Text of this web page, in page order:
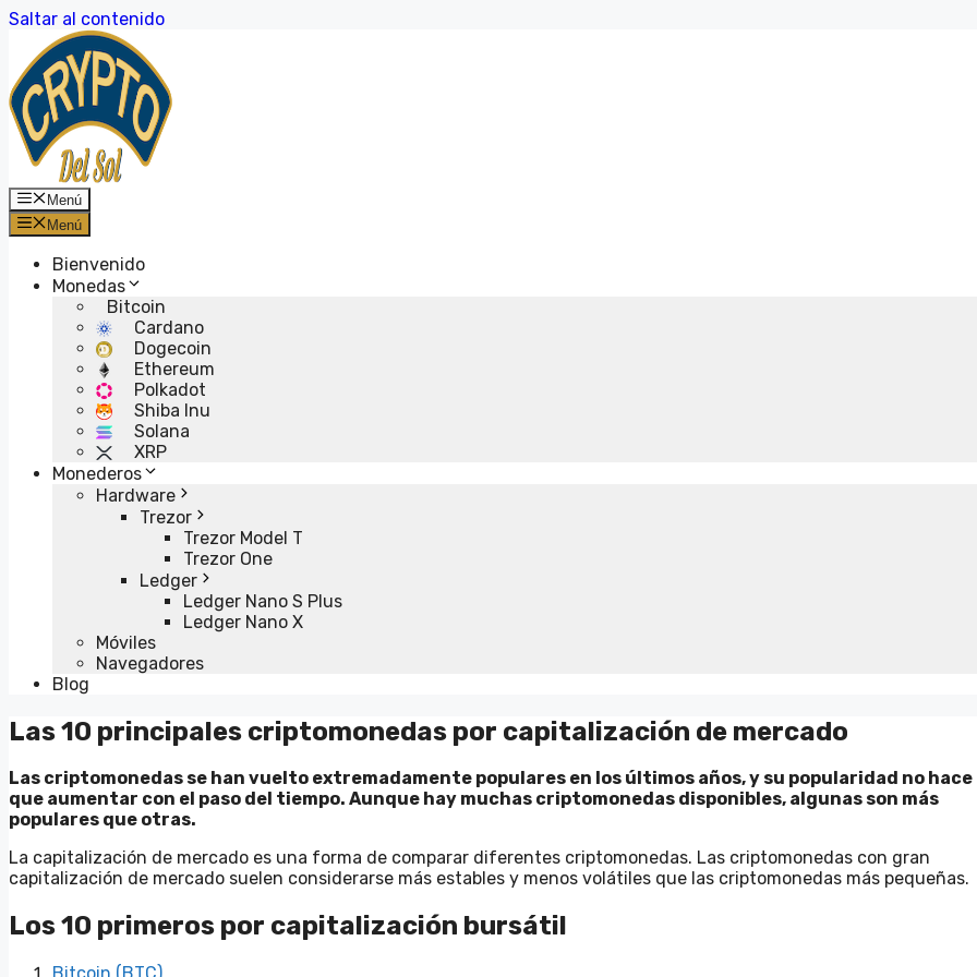
Saltar al contenido
Menú
Menú
Bienvenido
Monedas
Bitcoin
Cardano
Dogecoin
Ethereum
Polkadot
Shiba Inu
Solana
XRP
Monederos
Hardware
Trezor
Trezor Model T
Trezor One
Ledger
Ledger Nano S Plus
Ledger Nano X
Móviles
Navegadores
Blog
Las 10 principales criptomonedas por capitalización de mercado
Las criptomonedas se han vuelto extremadamente populares en los últimos años, y su popularidad no hace
que aumentar con el paso del tiempo. Aunque hay muchas criptomonedas disponibles, algunas son más
populares que otras.
La capitalización de mercado es una forma de comparar diferentes criptomonedas. Las criptomonedas con gran
capitalización de mercado suelen considerarse más estables y menos volátiles que las criptomonedas más pequeñas.
Los 10 primeros por capitalización bursátil